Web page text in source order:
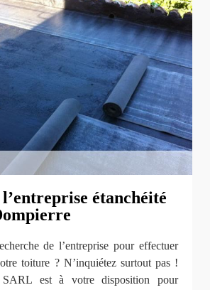
l’entreprise étanchéité
de l’entreprise pour effectuer
toiture ? N’inquiétez surtout pas !
est à votre disposition pour